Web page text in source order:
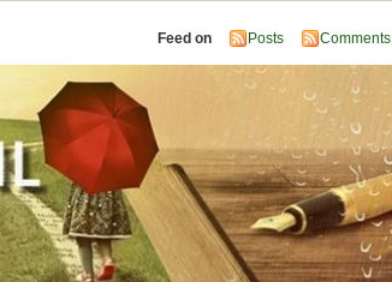
Feed on Posts Comments